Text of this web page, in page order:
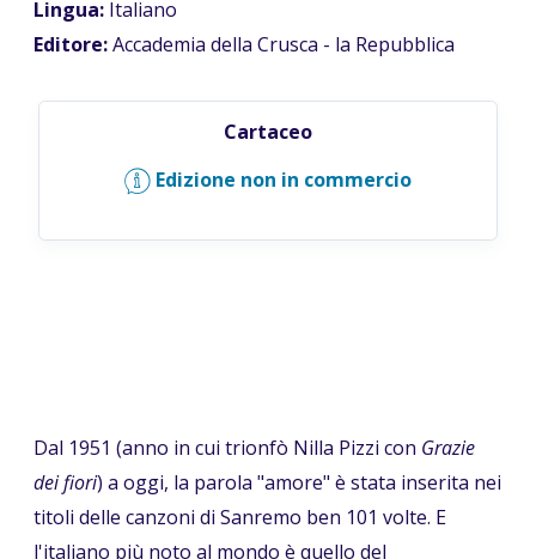
Lingua: Italiano
Editore:Accademia della Crusca - la Repubblica
Cartaceo
Edizione non in commercio
Dal 1951 (anno in cui trionfò Nilla Pizzi con Grazie
dei fiori) a oggi, la parola "amore" è stata inserita nei
titoli delle canzoni di Sanremo ben 101 volte. E
l'italiano più noto al mondo è quello del